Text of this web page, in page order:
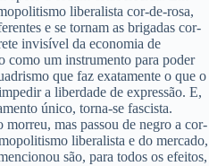
liberalista cor-de-rosa,
e se tornam as brigadas cor-
invisível da economia de
como um instrumento para poder
que faz exatamente o que o
a liberdade de expressão. E,
único, torna-se fascista.
mas passou de negro a cor-
liberalista e do mercado,
são, para todos os efeitos,